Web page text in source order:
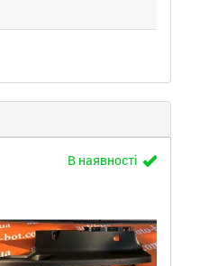
В наявності